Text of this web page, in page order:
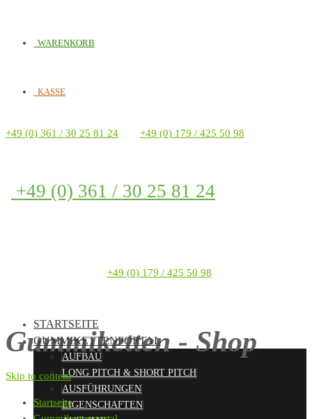
WARENKORB
KASSE
+49 (0) 361 / 30 25 81 24 +49 (0) 179 / 425 50 98
+49 (0) 361 / 30 25 81 24
+49 (0) 179 / 425 50 98
Gummiketten - Shop
STARTSEITE
GUMMIKETTENPORTAL
AUFBAU
LONG PITCH & SHORT PITCH
AUSFÜHRUNGEN
EIGENSCHAFTEN
Skip to content
Startseite